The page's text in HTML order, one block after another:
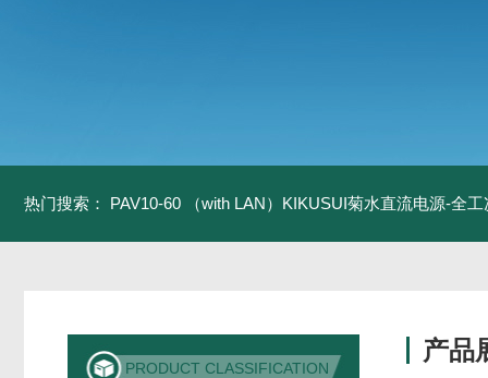
热门搜索： PAV10-60 （with LAN）KIKUSUI菊水直流电源-全
PRODUCT CLASSIFICATION
产品